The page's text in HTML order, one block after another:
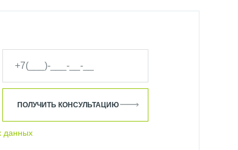
данных
ПОЛУЧИТЬ КОНСУЛЬТАЦИЮ